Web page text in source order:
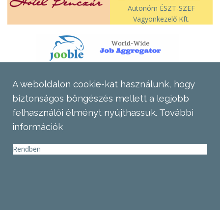
Autonóm ÉSZT-SZEF
Vagyonkezelő Kft.
A weboldalon cookie-kat használunk, hogy
biztonságos böngészés mellett a legjobb
felhasználói élményt nyújthassuk. További
információk
Rendben